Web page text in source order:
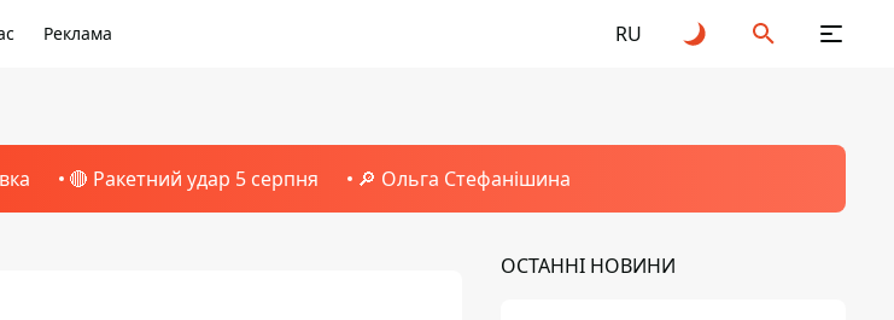
Реклама RU
🔴 Ракетний удар 5 серпня 🔎 Ольга Стефанішина
ОСТАННІ НОВИНИ